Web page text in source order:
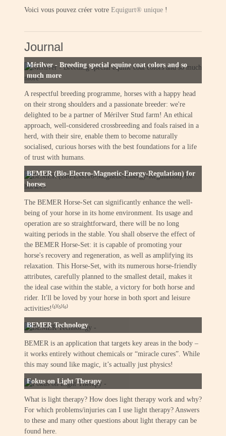
Voici vous pouvez créer votre Equigurt® unique !
Journal
Mérilver - Breeding special equine coat colors and so
much more
A respectful breeding programme, horses with a happy head
on their strong shoulders and a passionate breeder: we're
delighted to be a partner of Mérilver Stud farm! An ethical
approach, well-considered crossbreeding and foals raised in a
herd, with their sire, enable them to become naturally
socialised, curious horses with the best foundations for a life
of trust with humans.
BEMER (Bio-Electro-Magnetic-Energy-Regulation) for
horses
The BEMER Horse-Set can significantly enhance the well-
being of your horse in its home environment. Its usage and
operation are so straightforward, there will be no long
waiting periods in the stable. You shall observe the effect of
the BEMER Horse-Set: it is capable of promoting your
horse's recovery and regeneration, as well as amplifying its
relaxation. This Horse-Set, with its numerous horse-friendly
attributes, carefully planned to the smallest detail, makes it
the ideal case within the stable, a victory for both horse and
rider. It'll be loved by your horse in both sport and leisure
activities!⁽¹⁾⁽⁵⁾⁽⁶⁾
BEMER Technology
BEMER is an application that targets key areas in the body –
it works entirely without chemicals or “miracle cures”. While
this may sound like magic, it’s actually just physics!
Fokus on Light Therapy
What is light therapy? How does light therapy work and why?
For which problems/injuries can I use light therapy? Answers
to these and many other questions about light therapy can be
found here.